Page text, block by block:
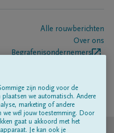
Alle rouwberichten
Over ons
Begrafenisondernemers
zijn nodig voor de
we automatisch. Andere
marketing of andere
we wél jouw toestemming. Door
gaat u akkoord met het
Je kan ook je